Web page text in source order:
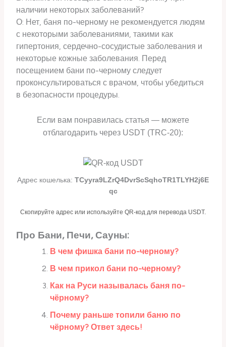
наличии некоторых заболеваний?
О: Нет, баня по-черному не рекомендуется людям
с некоторыми заболеваниями, такими как
гипертония, сердечно-сосудистые заболевания и
некоторые кожные заболевания. Перед
посещением бани по-черному следует
проконсультироваться с врачом, чтобы убедиться
в безопасности процедуры.
Если вам понравилась статья — можете
отблагодарить через USDT (TRC-20):
Адрес кошелька: TCyyra9LZrQ4DvrScSqhoTR1TLYH2j6E
qc
Скопируйте адрес или используйте QR-код для перевода USDT.
Про Бани, Печи, Сауны:
В чем фишка бани по-черному?
В чем прикол бани по-черному?
Как на Руси называлась баня по-
чёрному?
Почему раньше топили баню по
чёрному? Ответ здесь!